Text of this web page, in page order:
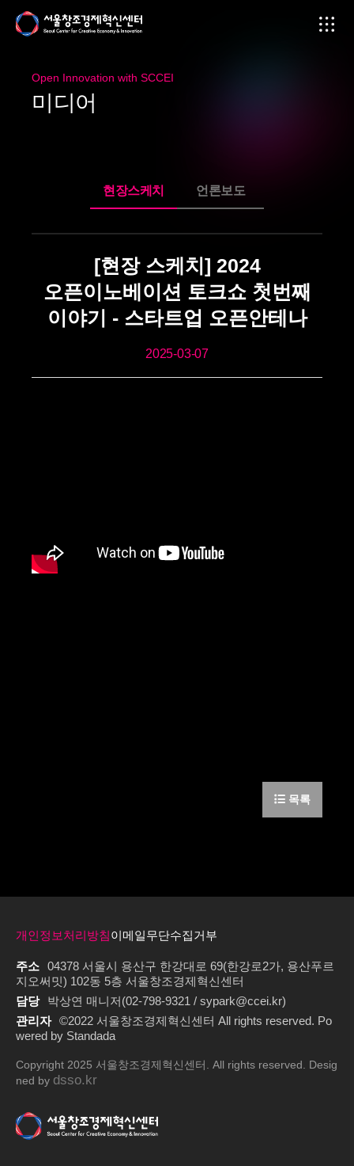
Open Innovation with SCCEI
미 디 어
현장스케치 언론보도
[현장 스케치] 2024
오픈이노베이션 토크쇼 첫번째
이야기 - 스타트업 오픈안테나
2025-03-07
목록
개인정보처리방침이메일무단수집거부
주소 04378 서울시 용산구 한강대로 69(한강로2가, 용산푸르
지오써밋) 102동 5층 서울창조경제혁신센터
담당
박상연 매니저(02-798-9321 / sypark@ccei.kr)
관리자 ©2022 서울창조경제혁신센터 All rights reserved. Po
wered by Standada
Copyright 2025 서울창조경제혁신센터. All rights reserved. Desig
ned by dsso.kr